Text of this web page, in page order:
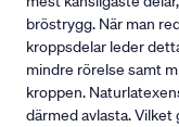
bröstrygg. När man
kroppsdelar leder
mindre rörelse samt
kroppen.
därmed avlasta. Vilket